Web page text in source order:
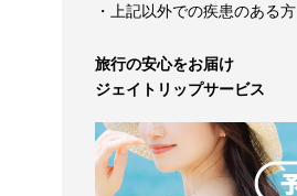
・上記以外での疾患のある方
旅行の安心をお届け
ジェイトリップサービス